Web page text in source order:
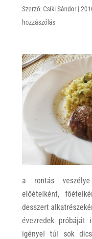
Szerző: Csíki Sándor|
hozzászólás
a rontás
előételként,
desszert
évezredek próbáját
igényel túl sok